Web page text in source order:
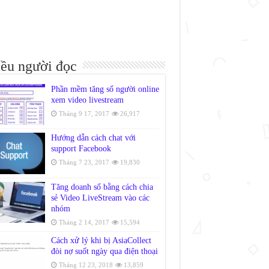
người đọc
Phần mềm tăng số người online
xem video livestream
Tháng 9 17, 2017 26,917
Hướng dẫn cách chat với
support Facebook
Tháng 7 23, 2017 19,830
Tăng doanh số bằng cách chia
sẻ Video LiveStream vào các
nhóm
Tháng 2 14, 2017 15,594
Cách xử lý khi bị AsiaCollect
đòi nợ suốt ngày qua điện thoại
Tháng 12 23, 2018 13,859